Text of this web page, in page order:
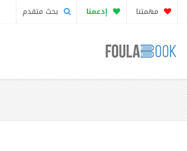
مهمتنا إدعمنا بحث متقدم